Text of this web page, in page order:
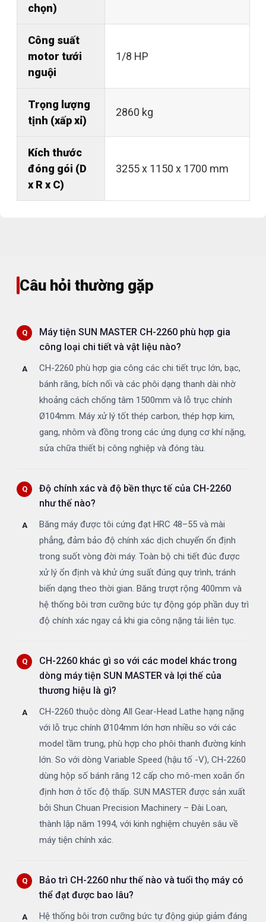
chọn)
Công suất
motor tưới
nguội
1/8 HP
Trọng lượng
tịnh (xấp xỉ)
2860 kg
Kích thước
đóng gói (D
x R x C)
3255 x 1150 x 1700 mm
Câu hỏi thường gặp
Máy tiện SUN MASTER CH-2260 phù hợp gia
công loại chi tiết và vật liệu nào?
CH-2260 phù hợp gia công các chi tiết trục lớn, bạc,
bánh răng, bích nối và các phôi dạng thanh dài nhờ
khoảng cách chống tâm 1500mm và lỗ trục chính
Ø104mm. Máy xử lý tốt thép carbon, thép hợp kim,
gang, nhôm và đồng trong các ứng dụng cơ khí nặng,
sửa chữa thiết bị công nghiệp và đóng tàu.
Độ chính xác và độ bền thực tế của CH-2260
như thế nào?
Băng máy được tôi cứng đạt HRC 48–55 và mài
phẳng, đảm bảo độ chính xác dịch chuyển ổn định
trong suốt vòng đời máy. Toàn bộ chi tiết đúc được
xử lý ổn định và khử ứng suất đúng quy trình, tránh
biến dạng theo thời gian. Băng trượt rộng 400mm và
hệ thống bôi trơn cưỡng bức tự động góp phần duy trì
độ chính xác ngay cả khi gia công nặng tải liên tục.
CH-2260 khác gì so với các model khác trong
dòng máy tiện SUN MASTER và lợi thế của
thương hiệu là gì?
CH-2260 thuộc dòng All Gear-Head Lathe hạng nặng
với lỗ trục chính Ø104mm lớn hơn nhiều so với các
model tầm trung, phù hợp cho phôi thanh đường kính
lớn. So với dòng Variable Speed (hậu tố -V), CH-2260
dùng hộp số bánh răng 12 cấp cho mô-men xoắn ổn
định hơn ở tốc độ thấp. SUN MASTER được sản xuất
bởi Shun Chuan Precision Machinery – Đài Loan,
thành lập năm 1994, với kinh nghiệm chuyên sâu về
máy tiện chính xác.
Bảo trì CH-2260 như thế nào và tuổi thọ máy có
thể đạt được bao lâu?
Hệ thống bôi trơn cưỡng bức tự động giúp giảm đáng